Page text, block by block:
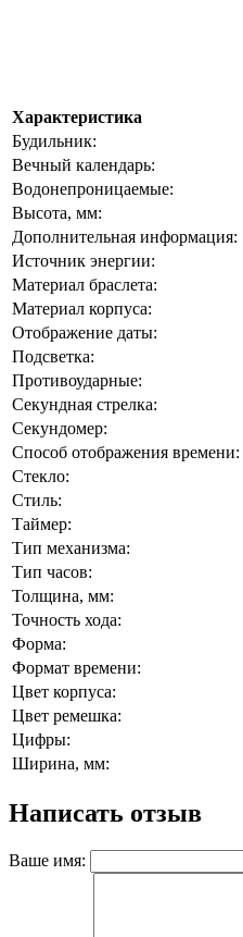
Характеристика
Будильник:
Вечный календарь:
Водонепроницаемые:
Высота, мм:
Дополнительная информация:
Источник энергии:
Материал браслета:
Материал корпуса:
Отображение даты:
Подсветка:
Противоударные:
Секундная стрелка:
Секундомер:
Способ отображения времени:
Стекло:
Стиль:
Таймер:
Тип механизма:
Тип часов:
Толщина, мм:
Точность хода:
Форма:
Формат времени:
Цвет корпуса:
Цвет ремешка:
Цифры:
Ширина, мм:
Написать отзыв
Ваше имя: